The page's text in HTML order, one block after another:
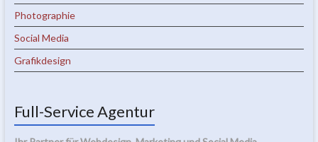
Photographie
Social Media
Grafikdesign
Full-Service Agentur